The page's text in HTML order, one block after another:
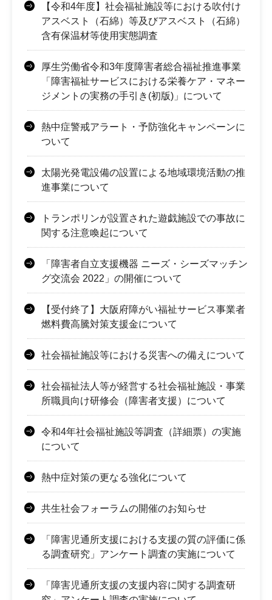
【令和4年度】社会福祉施設等における吹付け
アスベスト（石綿）等及びアスベスト（石綿）
含有保温材等使用実態調査
厚生労働省令和3年度障害者総合福祉推進事業
「障害福祉サービスにおける栄養ケア・マネー
ジメントの実務の手引き(初版)」について
熱中症警戒アラート・予防強化キャンペーンに
ついて
太陽光発電設備の設置による地域環境活動の推
進事業について
トランポリンが設置された遊戯施設での事故に
関する注意喚起について
「障害者自立支援機器 ニーズ・シーズマッチン
グ交流会 2022」の開催について
【受付終了】大阪府障がい福祉サービス事業者
燃料費高騰対策支援金について
社会福祉施設等における災害への備えについて
社会福祉法人等が経営する社会福祉施設・事業
所職員向け研修会（障害者支援）について
令和4年社会福祉施設等調査（詳細票）の実施
について
熱中症対策の更なる強化について
共生社会フォーラムの開催のお知らせ
「障害児通所支援における支援の質の評価に係
る調査研究」アンケート調査の実施について
「障害児通所支援の支援内容に関する調査研